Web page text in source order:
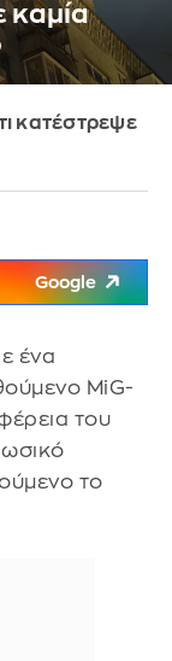
καμία
κατέστρεψε
Google
ένα
MiG-
του
το